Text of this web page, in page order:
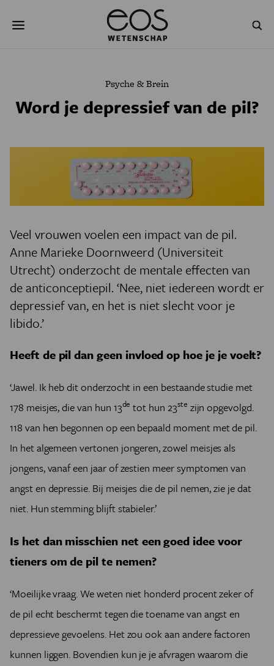
naar
PSYCHE & BREIN
PODCAST
Psyche & Brein
Word je depressief van de pil?
Veel vrouwen voelen een impact van de pil.
Anne Marieke Doornweerd (Universiteit
Utrecht) onderzocht de mentale effecten van
de anticonceptiepil. ‘Nee, niet iedereen wordt er
depressief van, en het is niet slecht voor je
libido.’
Heeft de pil dan geen invloed op hoe je je voelt?
‘Jawel. Ik heb dit onderzocht in een bestaande studie met
178 meisjes, die van hun 13de tot hun 23ste zijn opgevolgd.
118 van hen begonnen op een bepaald moment met de pil.
In het algemeen vertonen jongeren, zowel meisjes als
jongens, vanaf een jaar of zestien meer symptomen van
angst en depressie. Bij meisjes die de pil nemen, zie je dat
niet. Hun stemming blijft stabieler.’
Is het dan misschien net een goed idee voor
tieners om de pil te nemen?
‘Moeilijke vraag. We weten niet honderd procent zeker of
de pil echt beschermt tegen die toename van angst en
depressieve gevoelens. Het zou ook aan andere factoren
kunnen liggen. Bovendien kun je je afvragen waarom die